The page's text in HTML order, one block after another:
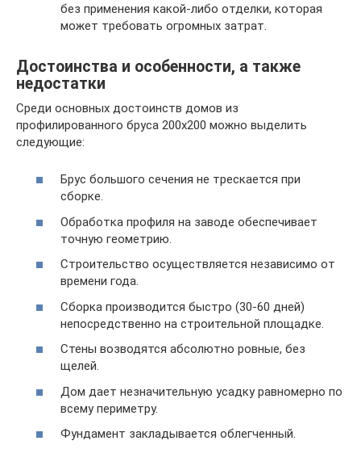
без применения какой-либо отделки, которая
может требовать огромных затрат.
Достоинства и особенности, а также
недостатки
Среди основных достоинств домов из
профилированного бруса 200х200 можно выделить
следующие:
Брус большого сечения не трескается при
сборке.
Обработка профиля на заводе обеспечивает
точную геометрию.
Строительство осуществляется независимо от
времени года.
Сборка производится быстро (30-60 дней)
непосредственно на строительной площадке.
Стены возводятся абсолютно ровные, без
щелей.
Дом дает незначительную усадку равномерно по
всему периметру.
Фундамент закладывается облегченный.